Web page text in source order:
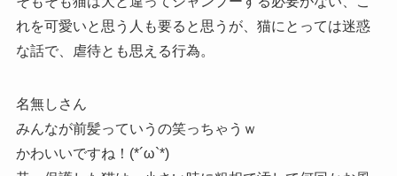
れを可愛いと思う人も要ると思うが、猫にとっては迷惑
な話で、虐待とも思える行為。
名無しさん
みんなが前髪っていうの笑っちゃうｗ
かわいいですね！(*´ω`*)